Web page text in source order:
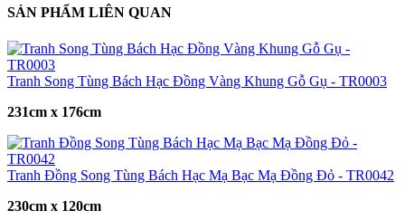
SẢN PHẨM LIÊN QUAN
Tranh Song Tùng Bách Hạc Đồng Vàng Khung Gỗ Gụ - TR0003
231cm x 176cm
Tranh Đồng Song Tùng Bách Hạc Mạ Bạc Mạ Đồng Đỏ - TR0042
230cm x 120cm